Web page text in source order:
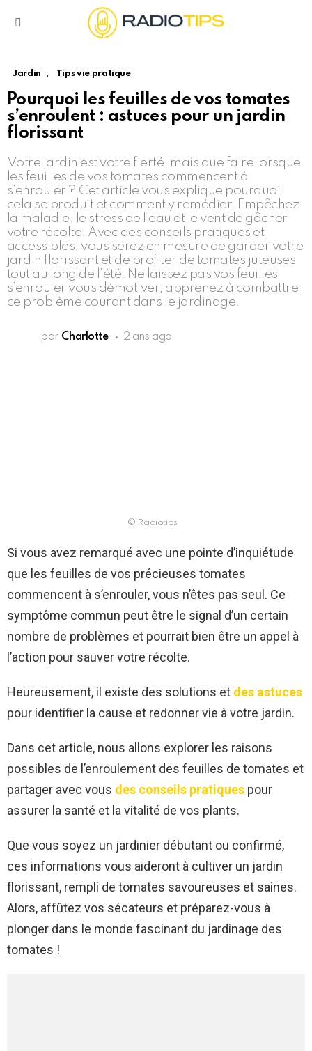
Jardin , Tips vie pratique
Pourquoi les feuilles de vos tomates
s’enroulent : astuces pour un jardin
florissant
Votre jardin est votre fierté, mais que faire lorsque
les feuilles de vos tomates commencent à
s’enrouler ? Cet article vous explique pourquoi
cela se produit et comment y remédier. Empêchez
la maladie, le stress de l’eau et le vent de gâcher
votre récolte. Avec des conseils pratiques et
accessibles, vous serez en mesure de garder votre
jardin florissant et de profiter de tomates juteuses
tout au long de l’été. Ne laissez pas vos feuilles
s’enrouler vous démotiver, apprenez à combattre
ce problème courant dans le jardinage.
par Charlotte 2 ans ago
© Radiotips
Si vous avez remarqué avec une pointe d’inquiétude
que les feuilles de vos précieuses tomates
commencent à s’enrouler, vous n’êtes pas seul. Ce
symptôme commun peut être le signal d’un certain
nombre de problèmes et pourrait bien être un appel à
l’action pour sauver votre récolte.
Heureusement, il existe des solutions et des astuces
pour identifier la cause et redonner vie à votre jardin.
Dans cet article, nous allons explorer les raisons
possibles de l’enroulement des feuilles de tomates et
partager avec vous des conseils pratiques pour
assurer la santé et la vitalité de vos plants.
Que vous soyez un jardinier débutant ou confirmé,
ces informations vous aideront à cultiver un jardin
florissant, rempli de tomates savoureuses et saines.
Alors, affûtez vos sécateurs et préparez-vous à
plonger dans le monde fascinant du jardinage des
tomates !